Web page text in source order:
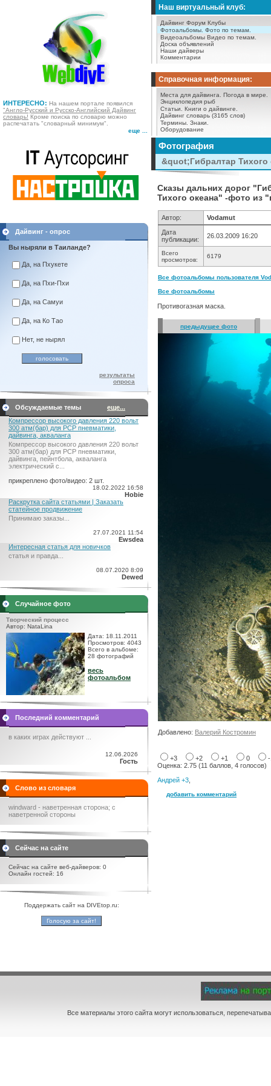
ИНТЕРЕСНО: На нашем портале появился
"Англо-Русский и Русско-Английский Дайвинг
словарь! Кроме поиска по словарю можно
распечатать "словарный минимум".
еще ...
Наш виртуальный клуб:
Дайвинг Форум Клубы
Фотоальбомы. Фото по темам.
Видеоальбомы Видео по темам.
Доска объявлений
Наши дайверы
Комментарии
Справочная информация:
Места для дайвинга.
Погода в мире.
Энциклопедия рыб
Статьи.
Книги о дайвинге.
Дайвинг словарь (3165 слов)
Термины. Знаки.
Оборудование
Дайвинг - опрос
Вы ныряли в Таиланде?
Да, на Пхукете
Да, на Пхи-Пхи
Да, на Самуи
Да, на Ко Тао
Нет, не нырял
результаты
опроса
Обсуждаемые темы
еще...
Компрессор высокого давления 220 вольт
300 атм(бар) для PCP пневматики,
дайвинга, акваланга
Компрессор высокого давления 220 вольт
300 атм(бар) для PCP пневматики,
дайвинга, пейнтбола, акваланга
электрический c...
прикреплено фото/видео: 2 шт.
18.02.2022 16:58
Hobie
Раскрутка сайта статьями | Заказать
статейное продвижение
Принимаю заказы...
27.07.2021 11:54
Ewsdea
Интересная статья для новичков
статья и правда...
08.07.2020 8:09
Dewed
Случайное фото
Творческий процесс
Автор: NataLina
Дата: 18.11.2011
Просмотров: 4043
Всего в альбоме:
28 фотографий
весь
фотоальбом
Последний комментарий
в каких играх действуют ...
12.06.2026
Гость
Слово из словаря
windward - наветренная сторона; с
наветренной стороны
Сейчас на сайте
Сейчас на сайте веб-дайверов: 0
Онлайн гостей: 16
Поддержать сайт на DIVEtop.ru:
Фотография
&quot;Гибралтар
Сказы дальних дорог
Тихого океана" -фото из
Автор:
Vodamut
Дата
публикации:
26.03.2009 16:20
Всего
просмотров:
6179
Все фотоальбомы пользователя
Все фотоальбомы
Противогазная маска.
предыдущее фото
Добавлено: Валерий Костромин
+3 +2 +1 0
Оценка: 2.75 (11 баллов, 4 голосов)
Андрей +3
добавить комментарий
Все материалы этого сайта могут использоваться,